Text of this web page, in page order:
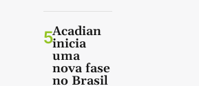
5Acadian
inicia
uma
nova fase
no Brasil